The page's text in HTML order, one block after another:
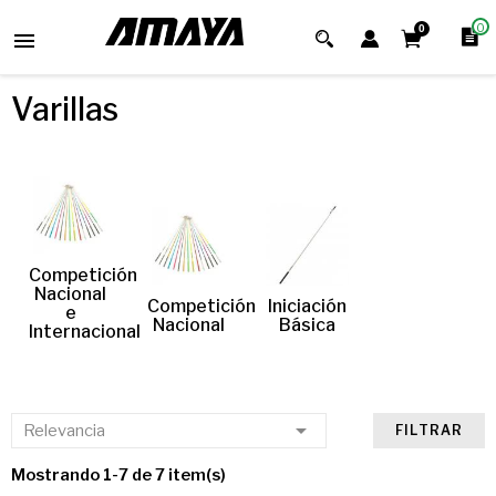
0
 0
Varillas
Competición
Nacional
e
Internacional
Competición
Nacional
Iniciación
Básica
Relevancia  FILTRAR
Mostrando 1-7 de 7 item(s)